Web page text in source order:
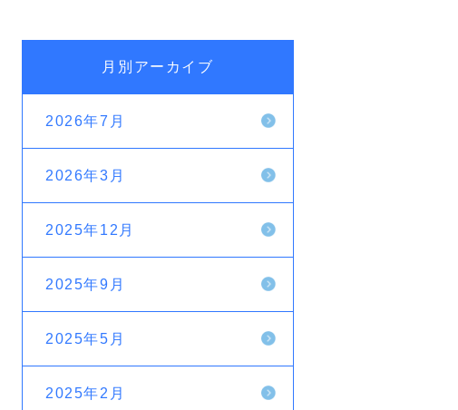
月別アーカイブ
2026年7月
2026年3月
2025年12月
2025年9月
2025年5月
2025年2月